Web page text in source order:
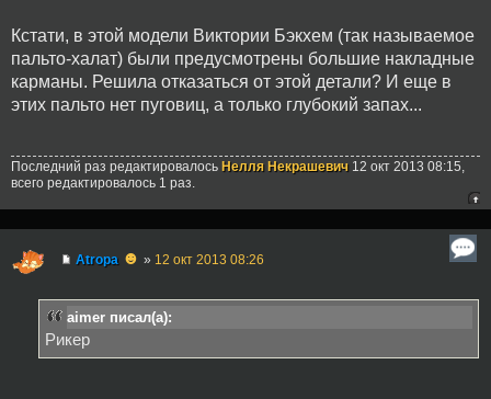
Кстати, в этой модели Виктории Бэкхем (так называемое
пальто-халат) были предусмотрены большие накладные
карманы. Решила отказаться от этой детали? И еще в
этих пальто нет пуговиц, а только глубокий запах...
Последний раз редактировалось Нелля Некрашевич 12 окт 2013 08:15,
всего редактировалось 1 раз.
Atropa ☻ » 12 окт 2013 08:26
aimer писал(а):
Рикер